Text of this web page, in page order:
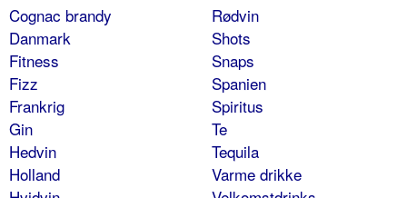
Cognac brandy
Danmark
Fitness
Fizz
Frankrig
Gin
Hedvin
Holland
Rødvin
Shots
Snaps
Spanien
Spiritus
Te
Tequila
Varme drikke